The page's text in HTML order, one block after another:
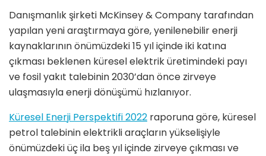
Danışmanlık şirketi McKinsey & Company tarafından
yapılan yeni araştırmaya göre, yenilenebilir enerji
kaynaklarının önümüzdeki 15 yıl içinde iki katına
çıkması beklenen küresel elektrik üretimindeki payı
ve fosil yakıt talebinin 2030’dan önce zirveye
ulaşmasıyla enerji dönüşümü hızlanıyor.
Küresel Enerji Perspektifi 2022 raporuna göre, küresel
petrol talebinin elektrikli araçların yükselişiyle
önümüzdeki üç ila beş yıl içinde zirveye çıkması ve